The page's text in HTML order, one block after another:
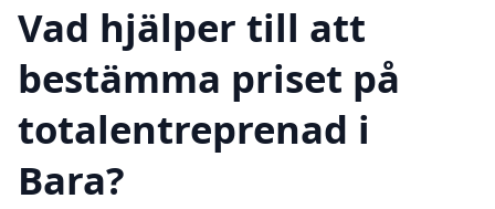
Vad hjälper till att
bestämma priset på
totalentreprenad i
Bara?